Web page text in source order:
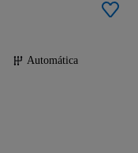
Automática